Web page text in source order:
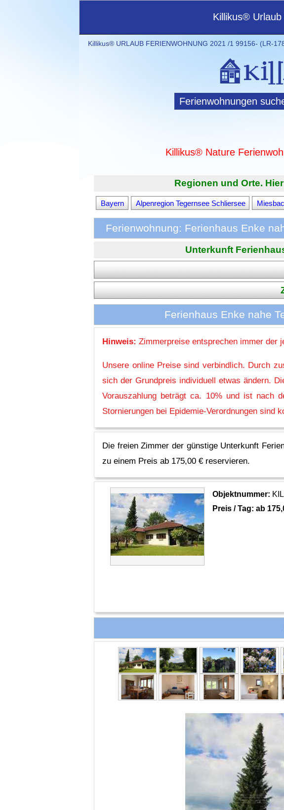
Killikus®
Killikus® URLAUB FERIENWOHNUNG 2021 /1 99156- (LR-
Ferienwohnungen
Killikus® Nature
Regionen und Orte.
Bayern Alpenregion Tegernsee Schliersee
Ferienwohnung: Ferienhaus Enke
Unterkunft
Ferienhaus Enke nahe
Hinweis: Zimmerpreise entsprechen immer der
Unsere online Preise sind verbindlich. Durch
sich der Grundpreis individuell etwas ändern.
Vorauszahlung beträgt ca. 10% und ist nach
Stornierungen bei Epidemie-Verordnungen sind
Die freien Zimmer der günstige Unterkunft
zu einem Preis ab 175,00 € reservieren.
Objektnummer:
Preis / Tag: ab